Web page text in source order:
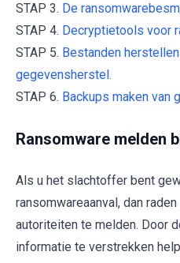
STAP 3. De
STAP 4. Decryptietools voor
STAP 5. Bestanden
gegevensherstel.
STAP 6. Backups maken van
Ransomware melden
Als u het slachtoffer bent
ransomwareaanval, dan
autoriteiten te melden. Door
informatie te verstrekken